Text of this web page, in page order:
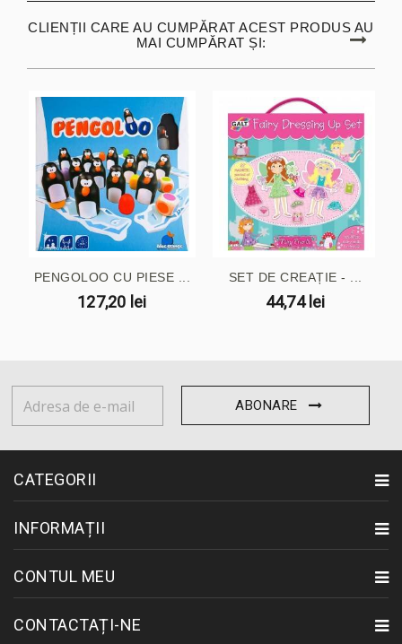
CLIENȚII CARE AU CUMPĂRAT ACEST PRODUS AU
MAI CUMPĂRAT ȘI:
PENGOLOO CU PIESE ...
127,20 lei
SET DE CREAȚIE - ...
44,74 lei
ABONARE
CATEGORII
INFORMAȚII
CONTUL MEU
CONTACTAȚI-NE